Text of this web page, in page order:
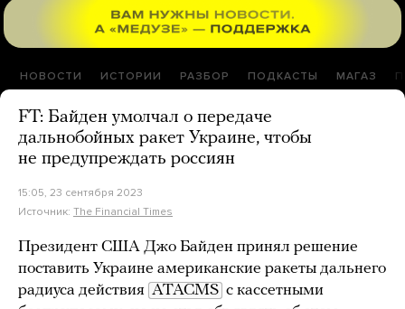
НОВОСТИ ИСТОРИИ РАЗБОР ПОДКАСТЫ МАГАЗ
FT: Байден умолчал о передаче
дальнобойных ракет Украине, чтобы
не предупреждать россиян
15:05, 23 сентября 2023
Источник: The Financial Times
Президент США Джо Байден принял решение
поставить Украине американские ракеты дальнего
радиуса действия ATACMS с кассетными